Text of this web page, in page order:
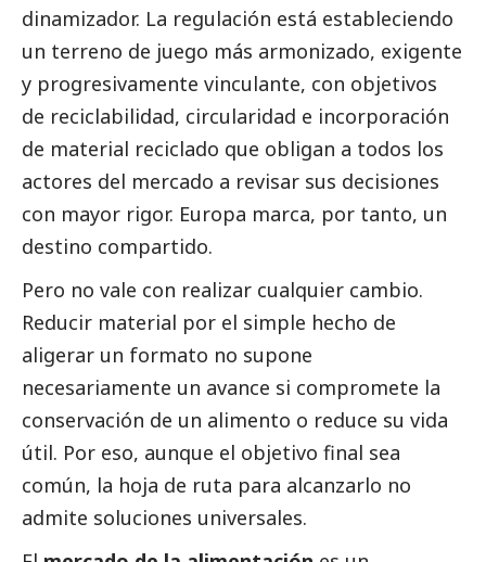
dinamizador. La regulación está estableciendo
un terreno de juego más armonizado, exigente
y progresivamente vinculante, con objetivos
de reciclabilidad, circularidad e incorporación
de material reciclado que obligan a todos los
actores del mercado a revisar sus decisiones
con mayor rigor. Europa marca, por tanto, un
destino compartido.
Pero no vale con realizar cualquier cambio.
Reducir material por el simple hecho de
aligerar un formato no supone
necesariamente un avance si compromete la
conservación de un alimento o reduce su vida
útil. Por eso, aunque el objetivo final sea
común, la hoja de ruta para alcanzarlo no
admite soluciones universales.